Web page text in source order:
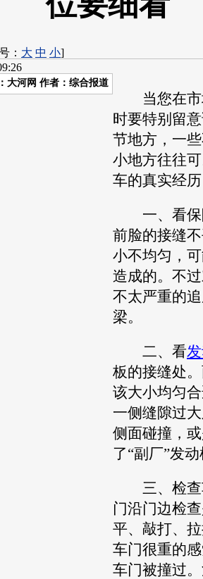
： 大 中 小]
大河网 作者：综合报道
当您在市
时要特别留
节地方，一
小地方往往
车的真实经
一、看保
前脸的接缝
小不均匀，
造成的。不
不太严重的
梁。
二、看
板的接缝处
该大小均匀
一侧缝隙过
侧面碰撞，
了“副厂”发动
三、检查
门沿门边检
平、敲打、
车门很重的
车门被撞过